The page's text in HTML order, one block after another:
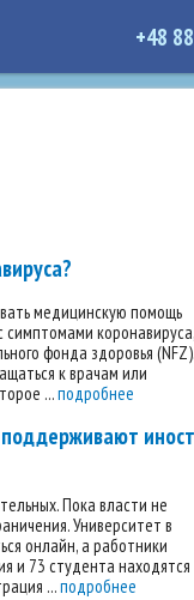
+48
медицинскую помощь
симптомами коронавируса,
фонда здоровья (NFZ).
к врачам или
...подробнее
Пока власти не
Университет в
онлайн, а работники
и 73 студента находятся
...подробнее